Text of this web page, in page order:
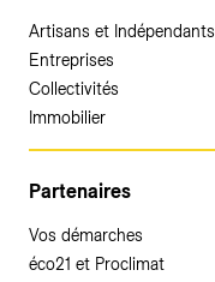
Artisans et Indépendants
Entreprises
Collectivités
Immobilier
Partenaires
Vos démarches
éco21 et Proclimat